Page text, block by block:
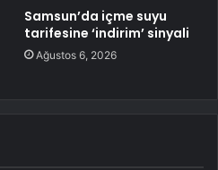
Samsun’da içme suyu
tarifesine ‘indirim’ sinyali
Ağustos 6, 2026